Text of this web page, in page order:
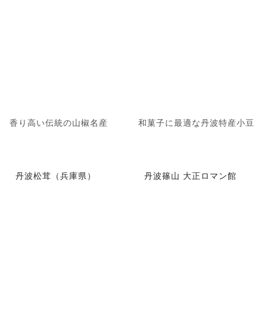
香り高い伝統の山椒名産 和菓子に最適な丹波特産小豆
丹波松茸（兵庫県） 丹波篠山 大正ロマン館